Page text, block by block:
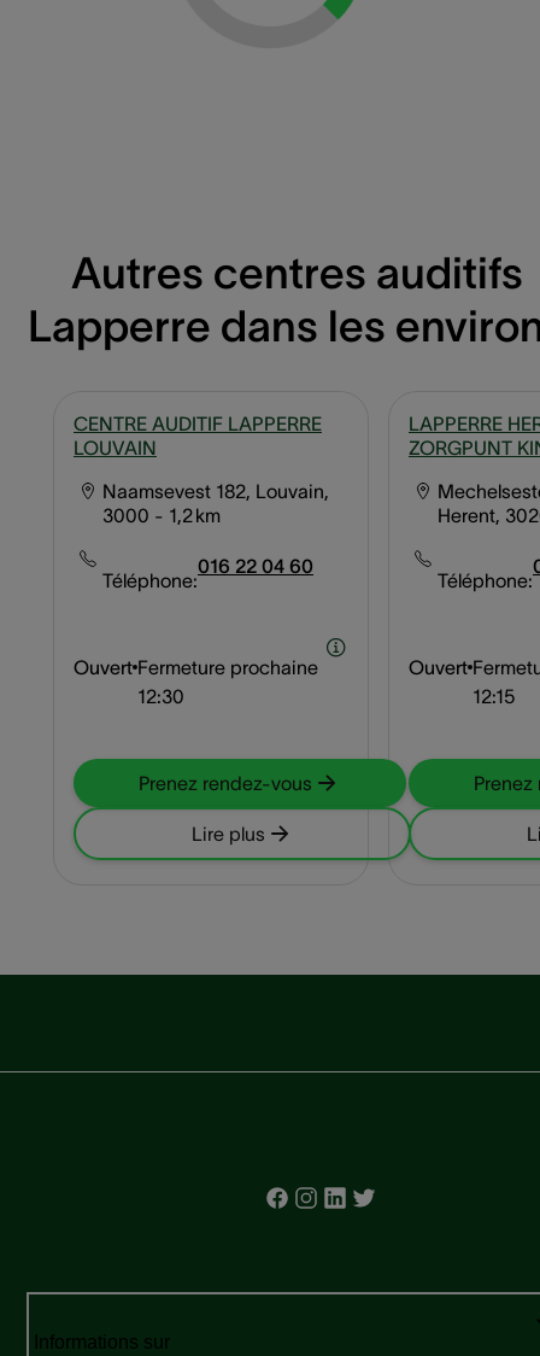
Autres centres auditifs
Lapperre dans les
CENTRE AUDITIF LAPPERRE
LOUVAIN
Naamsevest 182, Louvain,
3000 - 1,2 km
Téléphone:
016 22 04 60
Ouvert Fermeture prochaine
12:30
Prenez rendez-vous
Lire plus
LAPPERRE
ZORGPUNT
Herent,
Téléphone:
Ouvert
12:15
Informations sur